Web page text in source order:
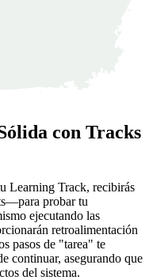
con Tracks
Learning Track, recibirás
probar tu
ejecutando las
retroalimentación
pasos de "tarea" te
continuar, asegurando que
del sistema.